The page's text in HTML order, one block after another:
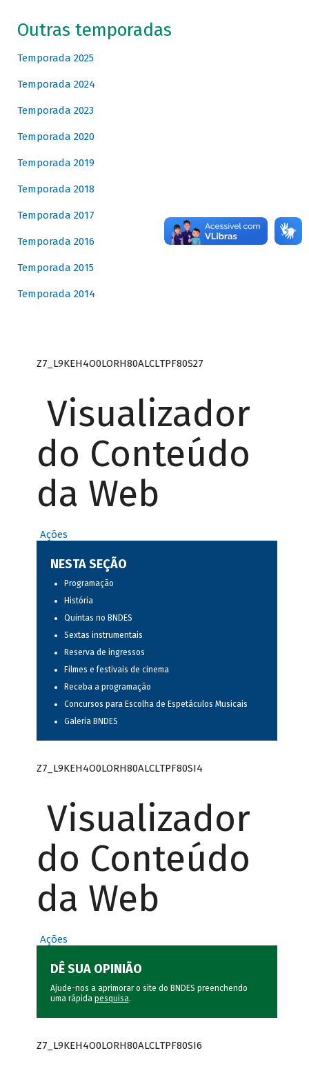
Outras temporadas
Temporada 2025
Temporada 2024
Temporada 2023
Temporada 2020
Temporada 2019
Temporada 2018
Temporada 2017
Temporada 2016
Temporada 2015
Temporada 2014
Z7_L9KEH4O0LORH80ALCLTPF80S27
Visualizador
do Conteúdo
da Web
Ações
NESTA SEÇÃO
Programação
História
Quintas no BNDES
Sextas instrumentais
Reserva de ingressos
Filmes e festivais de cinema
Receba a programação
Concursos para Escolha de Espetáculos Musicais
Galeria BNDES
Z7_L9KEH4O0LORH80ALCLTPF80SI4
Visualizador
do Conteúdo
da Web
Ações
DÊ SUA OPINIÃO
Ajude-nos a aprimorar o site do BNDES preenchendo
uma rápida pesquisa.
Z7_L9KEH4O0LORH80ALCLTPF80SI6